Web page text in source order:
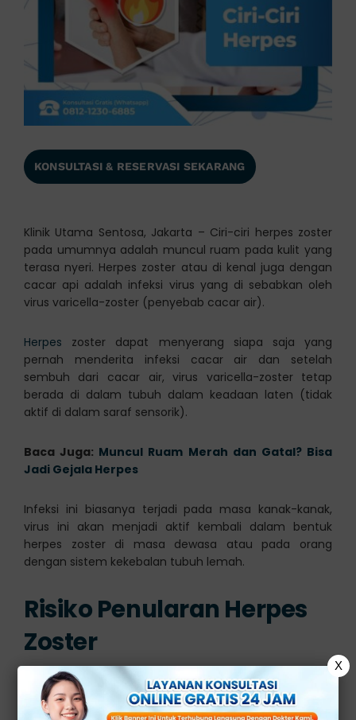
KONSULTASI & RESERVASI SEKARANG
Klinik Utama Sentosa, Jakarta – Ciri-ciri herpes zoster
pada umumnya adalah muncul ruam pada kulit yang
terasa nyeri. Herpes zoster atau di kenal juga dengan
cacar api adalah infeksi virus yang di sebabkan oleh
virus varicella-zoster (penyebab cacar air).
Herpes zoster dapat menyerang siapa saja yang
pernah menderita infeksi cacar air dan setelah
sembuh dari cacar air, virus varicella-zoster tetap
berada di dalam tubuh dalam keadaan laten (tidak
aktif di dalam saraf sensorik).
Baca Juga: Muncul Ruam Merah dan Gatal? Bisa
Jadi Gejala Herpes
Infeksi ini biasanya terjadi pada masa kanak-kanak,
virus ini akan menjadi aktif kembali dalam bentuk
herpes zoster di masa dewasa atau pada orang
dengan sistem kekebalan tubuh lemah.
Risiko Penularan Herpes
Zoster
Orang yang yang berisiko lebih tinggi terkenaherpes
zoster memiliki ciri-ciri sebagai berikut:
X